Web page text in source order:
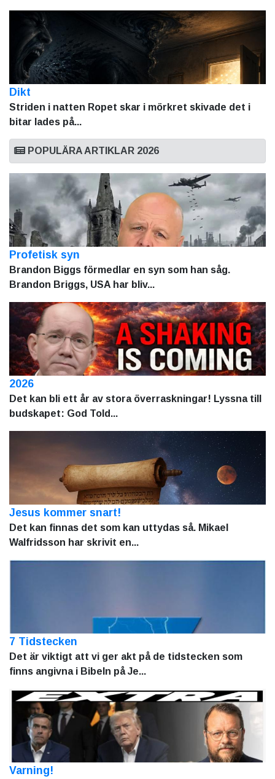
Dikt
Striden i natten Ropet skar i mörkret skivade det i
bitar lades på...
POPULÄRA ARTIKLAR 2026
Profetisk syn
Brandon Biggs förmedlar en syn som han såg.
Brandon Briggs, USA har bliv...
2026
Det kan bli ett år av stora överraskningar! Lyssna till
budskapet: God Told...
Jesus kommer snart!
Det kan finnas det som kan uttydas så. Mikael
Walfridsson har skrivit en...
7 Tidstecken
Det är viktigt att vi ger akt på de tidstecken som
finns angivna i Bibeln på Je...
Varning!